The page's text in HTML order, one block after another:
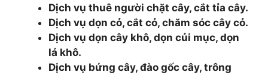
Dịch vụ thuê người chặt cây, cắt tỉa cây.
Dịch vụ dọn cỏ, cắt cỏ, chăm sóc cây cỏ.
Dịch vụ dọn cây khô, dọn củi mục, dọn
lá khô.
Dịch vụ bứng cây, đào gốc cây, trông